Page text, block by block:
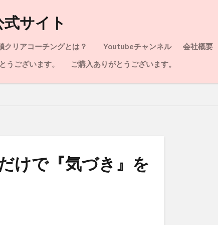
サイト
クリアコーチングとは？ Youtubeチャンネル
会社概要
うございます。 ご購入ありがとうございます。
けで『気づき』を